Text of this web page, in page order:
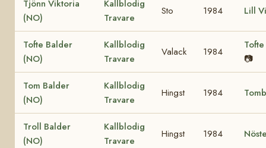
Tjönn Viktoria
(NO)
Kallblodig
Travare
Sto 1984 Lill
Tofte Balder
(NO)
Kallblodig
Travare
Valack 1984
📷
Tom Balder
(NO)
Kallblodig
Travare
Hingst 1984
Troll Balder
(NO)
Kallblodig
Travare
Hingst 1984